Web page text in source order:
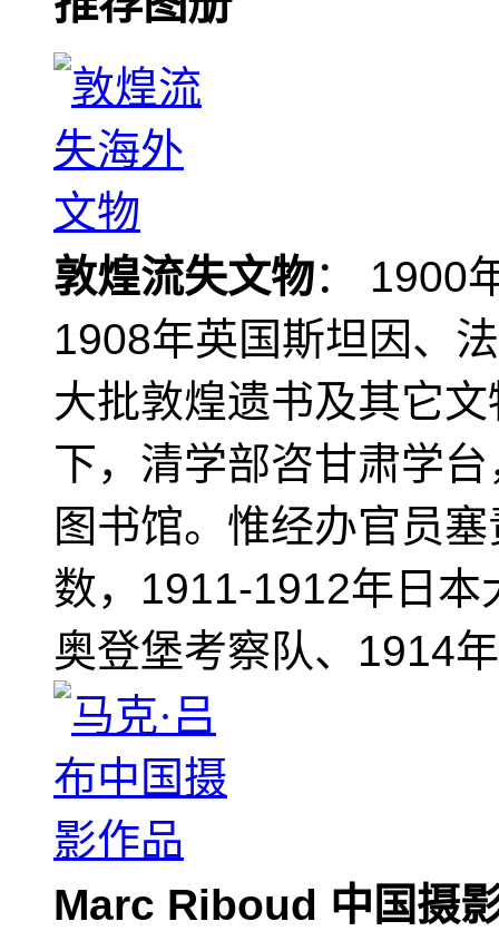
敦煌流失文物： 1900
1908年英国斯坦因、
大批敦煌遗书及其它
下，清学部咨甘肃学
图书馆。惟经办官员
数，1911-1912年日
奥登堡考察队、1914
Marc Riboud 中国摄